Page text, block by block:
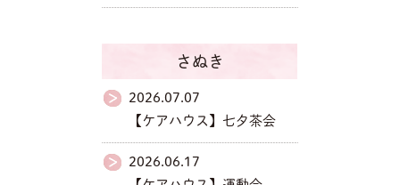
さぬき
2026.07.07
【ケアハウス】七夕茶会
2026.06.17